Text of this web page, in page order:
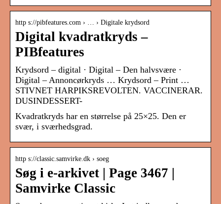
http s://pibfeatures.com › … › Digitale krydsord
Digital kvadratkryds –
PIBfeatures
Krydsord – digital · Digital – Den halvsvære ·
Digital – Annoncørkryds … Krydsord – Print …
STIVNET HARPIKSREVOLTEN. VACCINERAR.
DUSINDESSERT-
Kvadratkryds har en størrelse på 25×25. Den er
svær, i sværhedsgrad.
http s://classic.samvirke.dk › soeg
Søg i e-arkivet | Page 3467 |
Samvirke Classic